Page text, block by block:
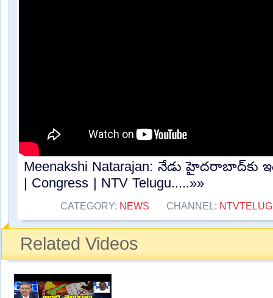
Meenakshi Natarajan: నేడు హైదరాబాద్⁪కు
| Congress | NTV Telugu.....»»
CATEGORY: NEWS CHANNEL:
Related Videos